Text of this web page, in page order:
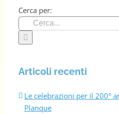
Cerca per:
Articoli recenti
Le celebrazioni per il 200°
Planque